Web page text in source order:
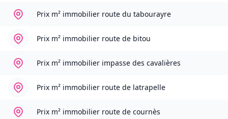
Prix m² immobilier route du tabourayre
Prix m² immobilier route de bitou
Prix m² immobilier impasse des cavalières
Prix m² immobilier route de latrapelle
Prix m² immobilier route de cournès